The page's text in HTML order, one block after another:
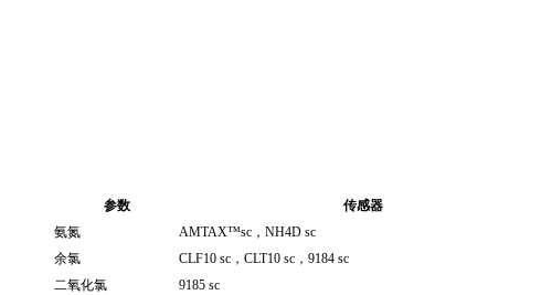
参数 传感器
氨氮
AMTAX™sc ，NH4D sc
余氯
CLF10 sc ，CLT10 sc，9184 sc
二氧化氯
9185 sc